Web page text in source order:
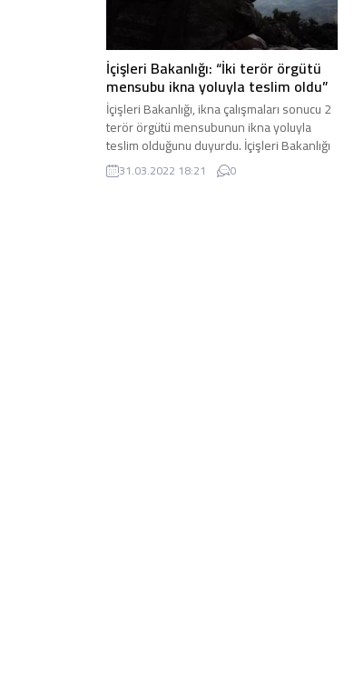
İçişleri Bakanlığı: “İki terör örgütü
mensubu ikna yoluyla teslim oldu”
İçişleri Bakanlığı, ikna çalışmaları sonucu 2
terör örgütü mensubunun ikna yoluyla
teslim olduğunu duyurdu. İçişleri Bakanlığı
tarafından yapılan ...
31.03.2022 18:21 0